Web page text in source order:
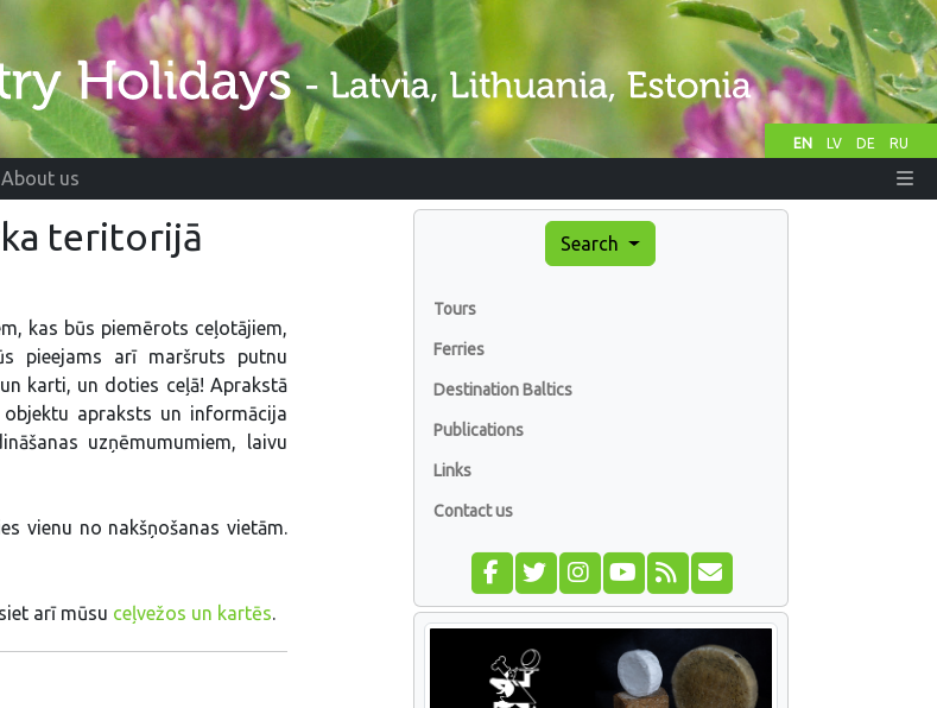
EN LV DE RU
About us
teritorijā
kas būs piemērots ceļotājiem,
pieejams arī maršruts putnu
karti, un doties ceļā! Aprakstā
apraksts un informācija
uzņēmumumiem, laivu
vienu no nakšņošanas vietām.
arī mūsu ceļvežos un kartēs.
Search
Tours
Ferries
Destination Baltics
Publications
Links
Contact us